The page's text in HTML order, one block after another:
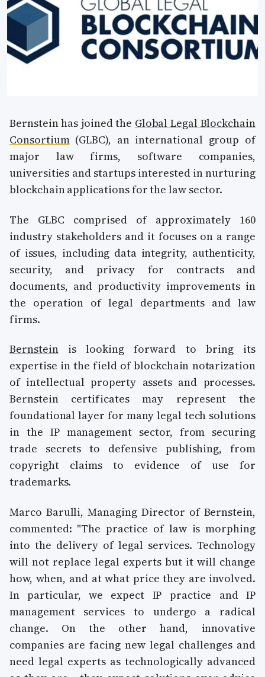
Bernstein has joined the Global Legal Blockchain
Consortium(GLBC), an international group of
major law firms, software companies,
universities and startups interested in nurturing
blockchain applications for the law sector.
The GLBC comprised of approximately 160
industry stakeholders and it focuses on a range
of issues, including data integrity, authenticity,
security, and privacy for contracts and
documents, and productivity improvements in
the operation of legal departments and law
firms.
Bernsteinis looking forward to bring its
expertise in the field of blockchain notarization
of intellectual property assets and processes.
Bernstein certificates may represent the
foundational layer for many legal tech solutions
in the IP management sector, from securing
trade secrets to defensive publishing, from
copyright claims to evidence of use for
trademarks.
Marco Barulli, Managing Director of Bernstein,
commented: "The practice of law is morphing
into the delivery of legal services. Technology
will not replace legal experts but it will change
how, when, and at what price they are involved.
In particular, we expect IP practice and IP
management services to undergo a radical
change. On the other hand, innovative
companies are facing new legal challenges and
need legal experts as technologically advanced